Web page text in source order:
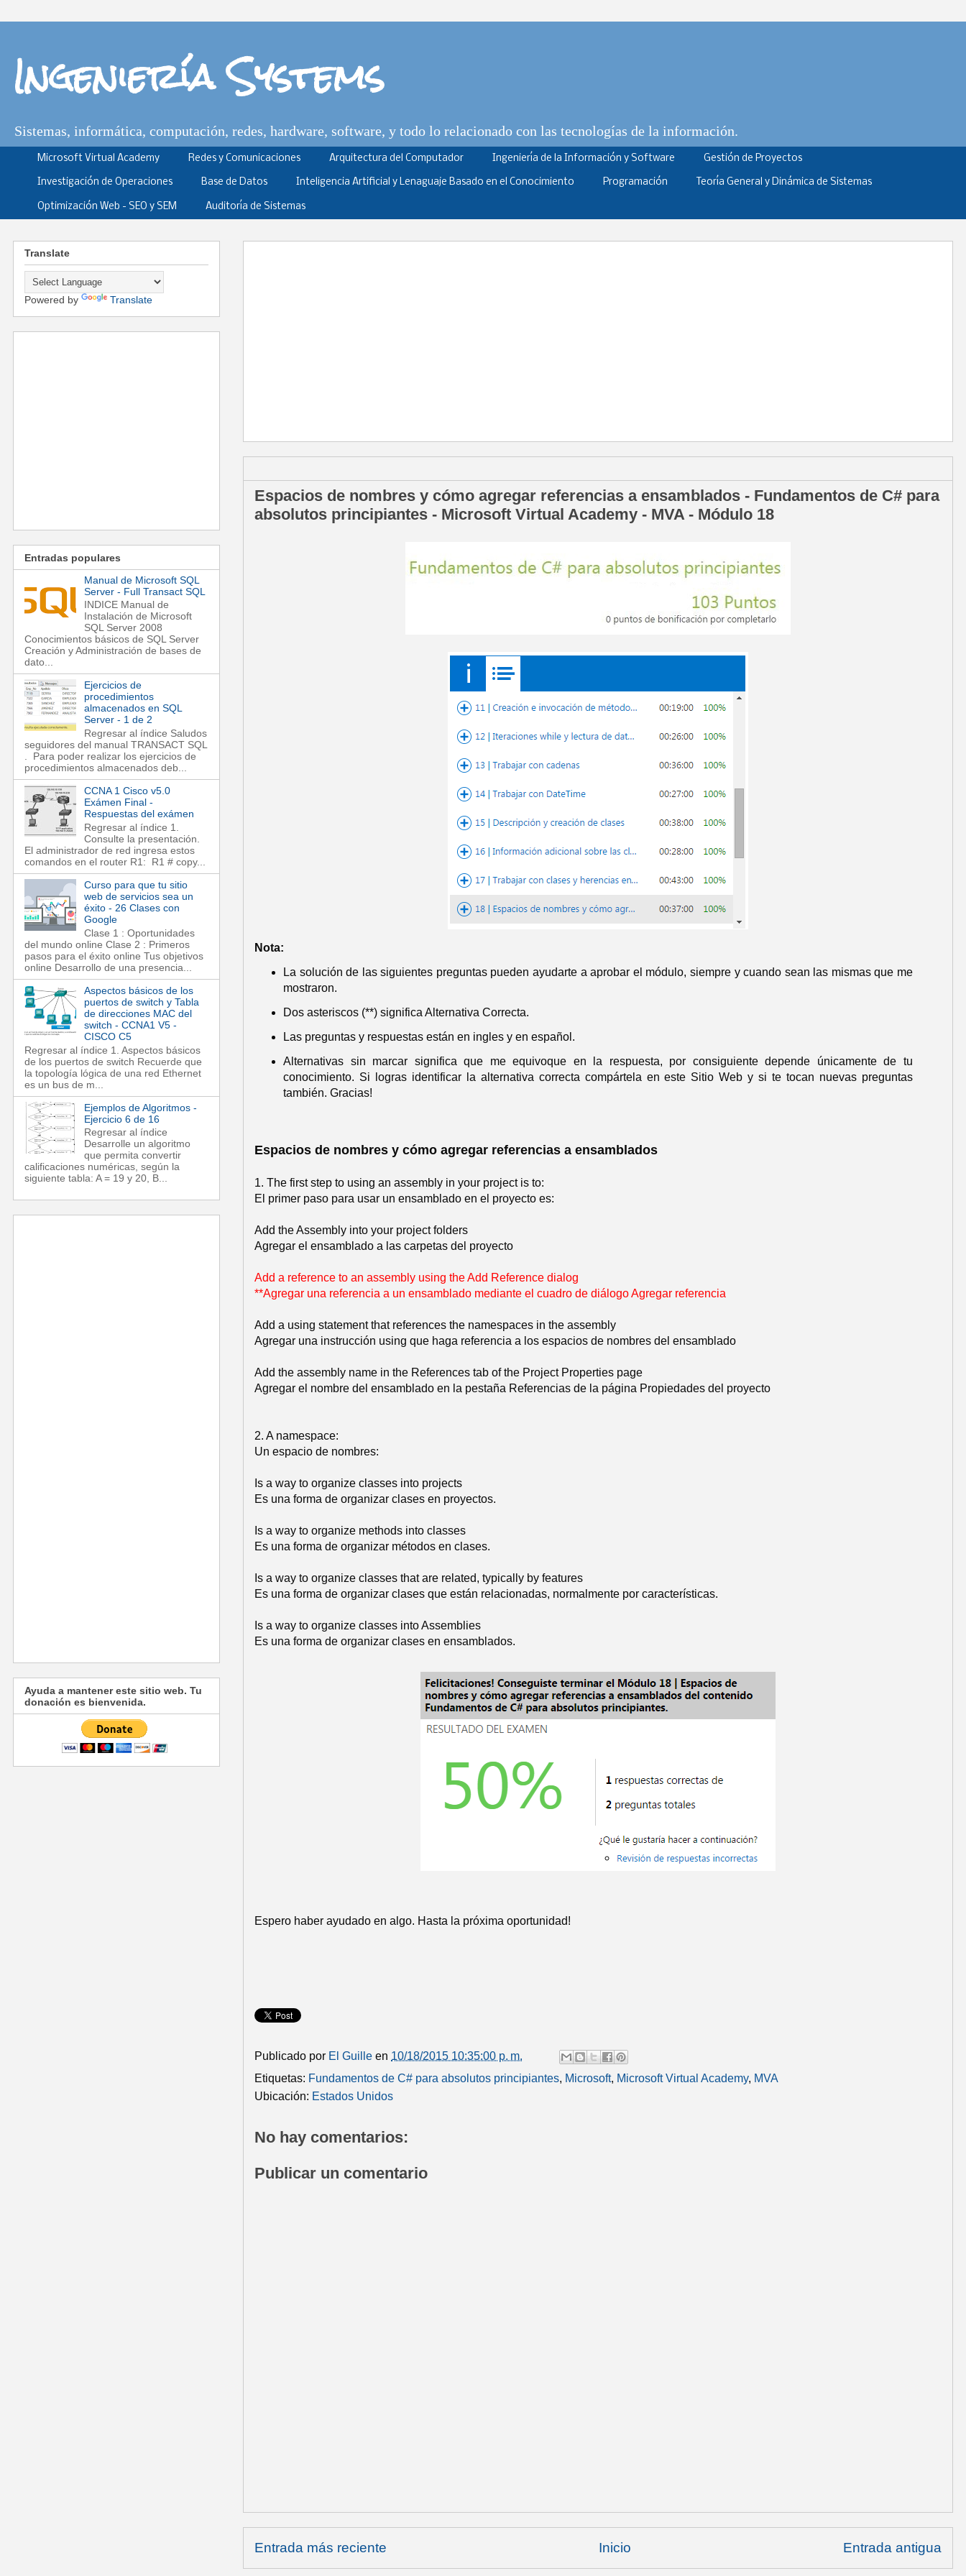
Ingeniería Systems
Sistemas, informática, computación, redes, hardware, software, y todo lo relacionado con las tecnologías de la información.
Microsoft Virtual Academy Redes y Comunicaciones Arquitectura del Computador Ingeniería de la Información y Software Gestión de Proyectos
Investigación de Operaciones Base de Datos Inteligencia Artificial y Lenaguaje Basado en el Conocimiento Programación Teoría General y Dinámica de Sistemas
Optimización Web - SEO y SEM Auditoría de Sistemas
Espacios de nombres y cómo agregar referencias a ensamblados - Fundamentos de C# para
absolutos principiantes - Microsoft Virtual Academy - MVA - Módulo 18
Nota:
La solución de las siguientes preguntas pueden ayudarte a aprobar el módulo, siempre y cuando sean las mismas que me
mostraron.
Dos asteriscos (**) significa Alternativa Correcta.
Las preguntas y respuestas están en ingles y en español.
Alternativas sin marcar significa que me equivoque en la respuesta, por consiguiente depende únicamente de tu
conocimiento. Si logras identificar la alternativa correcta compártela en este Sitio Web y si te tocan nuevas preguntas
también. Gracias!
Espacios de nombres y cómo agregar referencias a ensamblados
1. The first step to using an assembly in your project is to:
El primer paso para usar un ensamblado en el proyecto es:
Add the Assembly into your project folders
Agregar el ensamblado a las carpetas del proyecto
Add a reference to an assembly using the Add Reference dialog
**Agregar una referencia a un ensamblado mediante el cuadro de diálogo Agregar referencia
Add a using statement that references the namespaces in the assembly
Agregar una instrucción using que haga referencia a los espacios de nombres del ensamblado
Add the assembly name in the References tab of the Project Properties page
Agregar el nombre del ensamblado en la pestaña Referencias de la página Propiedades del proyecto
2. A namespace:
Un espacio de nombres:
Is a way to organize classes into projects
Es una forma de organizar clases en proyectos.
Is a way to organize methods into classes
Es una forma de organizar métodos en clases.
Is a way to organize classes that are related, typically by features
Es una forma de organizar clases que están relacionadas, normalmente por características.
Is a way to organize classes into Assemblies
Es una forma de organizar clases en ensamblados.
Espero haber ayudado en algo. Hasta la próxima oportunidad!
Publicado por El Guille en 10/18/2015 10:35:00 p. m.
Etiquetas: Fundamentos de C# para absolutos principiantes, Microsoft, Microsoft Virtual Academy, MVA
Ubicación: Estados Unidos
No hay comentarios:
Publicar un comentario
Entrada más reciente Entrada antigua
Inicio
Translate
Powered by Translate
Entradas populares
Manual de Microsoft SQL
Server - Full Transact SQL
INDICE Manual de
Instalación de Microsoft
SQL Server 2008
Conocimientos básicos de SQL Server
Creación y Administración de bases de
dato...
Ejercicios de
procedimientos
almacenados en SQL
Server - 1 de 2
Regresar al índice Saludos
seguidores del manual TRANSACT SQL
. Para poder realizar los ejercicios de
procedimientos almacenados deb...
CCNA 1 Cisco v5.0
Exámen Final -
Respuestas del exámen
Regresar al índice 1.
Consulte la presentación.
El administrador de red ingresa estos
comandos en el router R1: R1 # copy...
Curso para que tu sitio
web de servicios sea un
éxito - 26 Clases con
Google
Clase 1 : Oportunidades
del mundo online Clase 2 : Primeros
pasos para el éxito online Tus objetivos
online Desarrollo de una presencia...
Aspectos básicos de los
puertos de switch y Tabla
de direcciones MAC del
switch - CCNA1 V5 -
CISCO C5
Regresar al índice 1. Aspectos básicos
de los puertos de switch Recuerde que
la topología lógica de una red Ethernet
es un bus de m...
Ejemplos de Algoritmos -
Ejercicio 6 de 16
Regresar al índice
Desarrolle un algoritmo
que permita convertir
calificaciones numéricas, según la
siguiente tabla: A = 19 y 20, B...
Ayuda a mantener este sitio web. Tu
donación es bienvenida.